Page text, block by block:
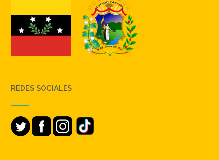
REDES SOCIALES